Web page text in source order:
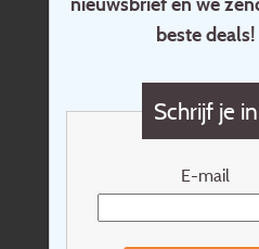
beste deals!
Schrijf je in
E-mail
Contact